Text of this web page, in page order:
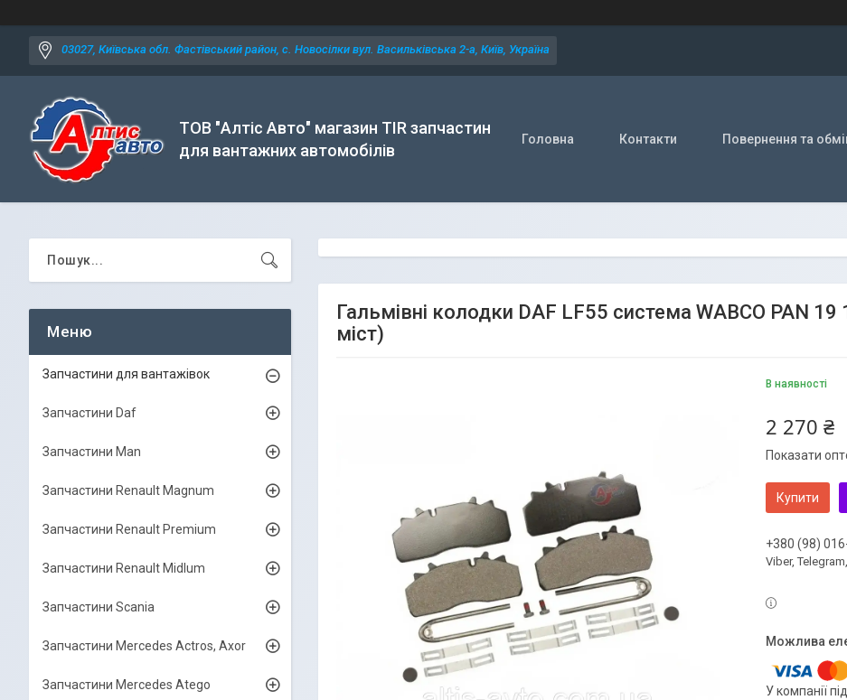
03027, Київська обл. Фастівський район, с. Новосілки вул. Васильківська 2-а, Київ, Україна
ТОВ "Алтіс Авто" магазин TIR запчастин
для вантажних автомобілів
Головна Контакти Повернення та
Гальмівні колодки DAF LF55 система WABCO PAN
міст)
В наявності
2 270 ₴
Показати
Купити
+380 (98)
Viber,
У компанії
Запчастини для вантажівок
Запчастини Daf
Запчастини Man
Запчастини Renault Magnum
Запчастини Renault Premium
Запчастини Renault Midlum
Запчастини Scania
Запчастини Mercedes Actros, Axor
Запчастини Mercedes Atego